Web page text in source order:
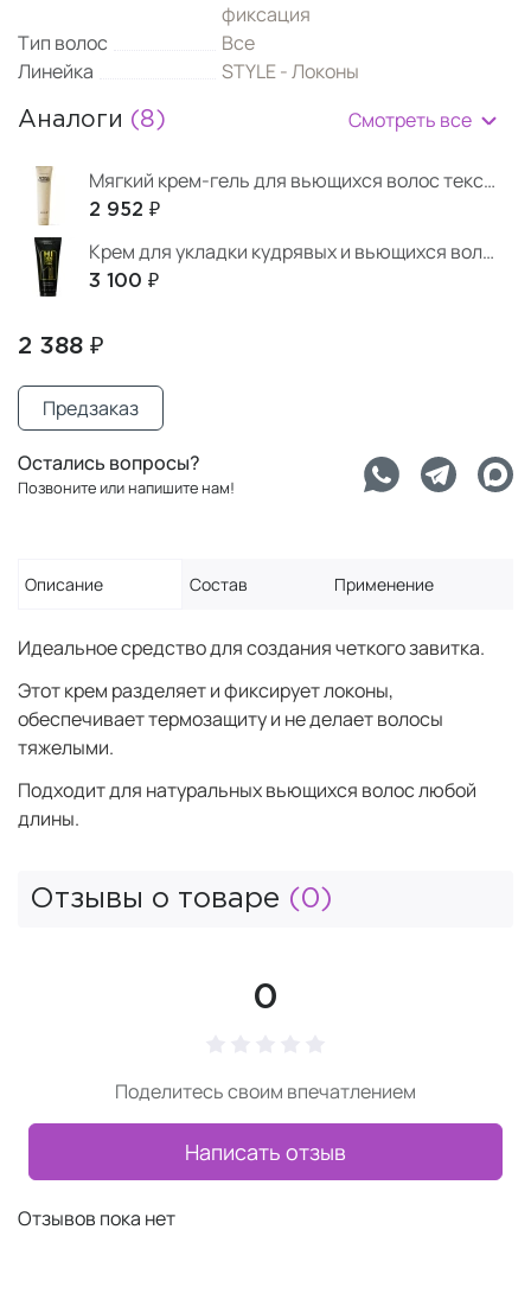
фиксация
Тип волос
Все
Линейка
STYLE - Локоны
Аналоги (8) Смотреть все
Мягкий крем-гель для вьющихся волос текстурирующий Spring Loaded
2 952 ₽
Крем для укладки кудрявых и вьющихся волос
3 100 ₽
2 388 ₽
Предзаказ
Остались вопросы?
Позвоните или напишите нам!
Описание Состав Применение
Идеальное средство для создания четкого завитка.
Этот крем разделяет и фиксирует локоны,
обеспечивает термозащиту и не делает волосы
тяжелыми.
Подходит для натуральных вьющихся волос любой
длины.
Отзывы о товаре (0)
0
Поделитесь своим впечатлением
Написать отзыв
Отзывов пока нет